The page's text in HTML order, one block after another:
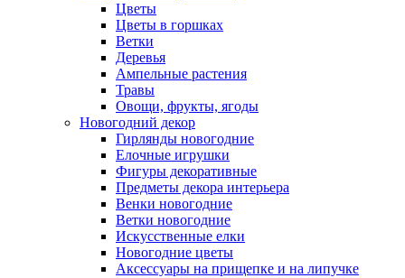
Цветы
Цветы в горшках
Ветки
Деревья
Ампельные растения
Травы
Овощи, фрукты, ягоды
Новогодний декор
Гирлянды новогодние
Елочные игрушки
Фигуры декоративные
Предметы декора интерьера
Венки новогодние
Ветки новогодние
Искусственные елки
Новогодние цветы
Аксессуары на прищепке и на липучке